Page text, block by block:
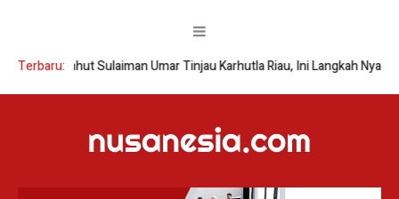
Terbaru:
Wamenhut Sulaiman Umar Tinjau Karhutla Riau, Ini Langkah Nyata